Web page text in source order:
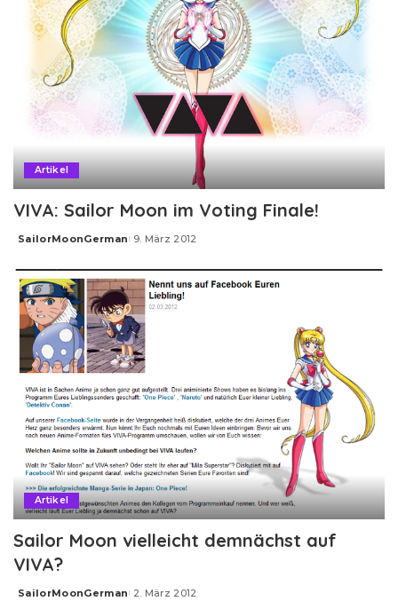
Artikel
VIVA: Sailor Moon im Voting Finale!
Posted
SailorMoonGerman 9. März 2012
Artikel
Sailor Moon vielleicht demnächst auf
VIVA?
Posted
SailorMoonGerman 2. März 2012